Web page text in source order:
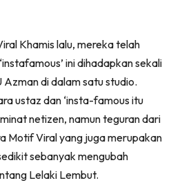
Khamis lalu, mereka telah
ini dihadapkan sekali
Azman di dalam satu studio.
ustaz dan ‘insta-famous itu
netizen, namun teguran dari
Motif Viral yang juga merupakan
sebanyak mengubah
Lelaki Lembut.